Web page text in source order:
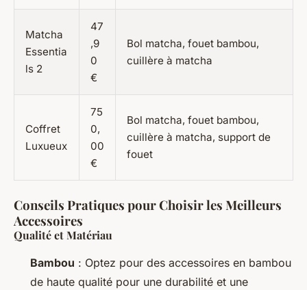
Matcha
Essentia
ls 2
47
,9
0
€
Bol matcha, fouet bambou,
cuillère à matcha
Coffret
Luxueux
75
0,
00
€
Bol matcha, fouet bambou,
cuillère à matcha, support de
fouet
Conseils Pratiques pour Choisir les Meilleurs
Accessoires
Qualité et Matériau
Bambou : Optez pour des accessoires en bambou
de haute qualité pour une durabilité et une